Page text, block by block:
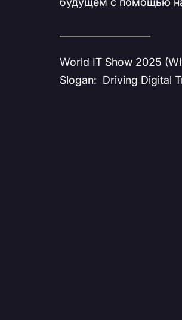
World IT Show 2025
Slogan: Driving Digital